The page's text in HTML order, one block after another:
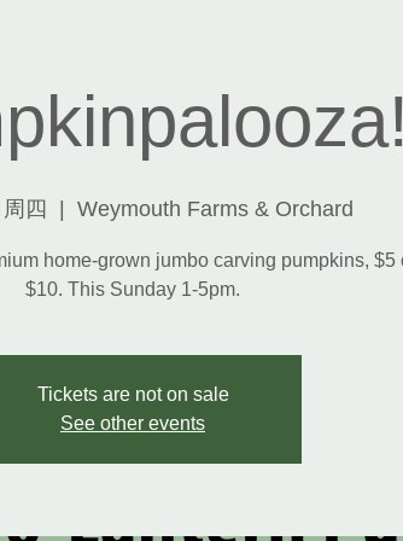
四 Weymouth Farms & Orchard
home-grown jumbo carving pumpkins, $5
$10. This Sunday 1-5pm.
Tickets are not on sale
See other events